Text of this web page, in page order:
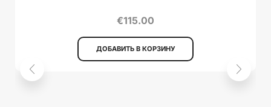
€115.00
ДОБАВИТЬ В КОРЗИНУ